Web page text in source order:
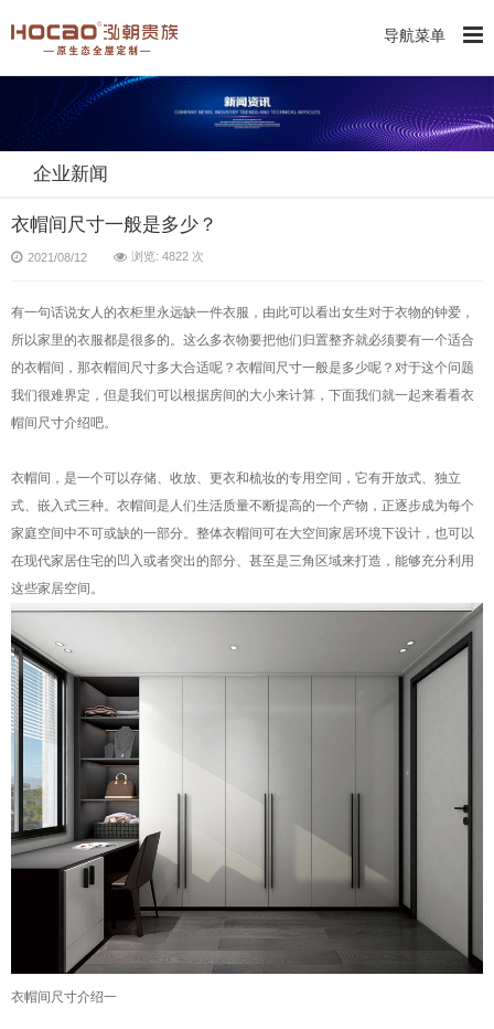
导航菜单
企业新闻
衣帽间尺寸一般是多少？
2021/08/12 浏览: 4822 次
有一句话说女人的衣柜里永远缺一件衣服，由此可以看出女生对于衣物的钟爱，
所以家里的衣服都是很多的。这么多衣物要把他们归置整齐就必须要有一个适合
的衣帽间，那衣帽间尺寸多大合适呢？衣帽间尺寸一般是多少呢？对于这个问题
我们很难界定，但是我们可以根据房间的大小来计算，下面我们就一起来看看衣
帽间尺寸介绍吧。
衣帽间，是一个可以存储、收放、更衣和梳妆的专用空间，它有开放式、独立
式、嵌入式三种。衣帽间是人们生活质量不断提高的一个产物，正逐步成为每个
家庭空间中不可或缺的一部分。整体衣帽间可在大空间家居环境下设计，也可以
在现代家居住宅的凹入或者突出的部分、甚至是三角区域来打造，能够充分利用
这些家居空间。
衣帽间尺寸介绍一